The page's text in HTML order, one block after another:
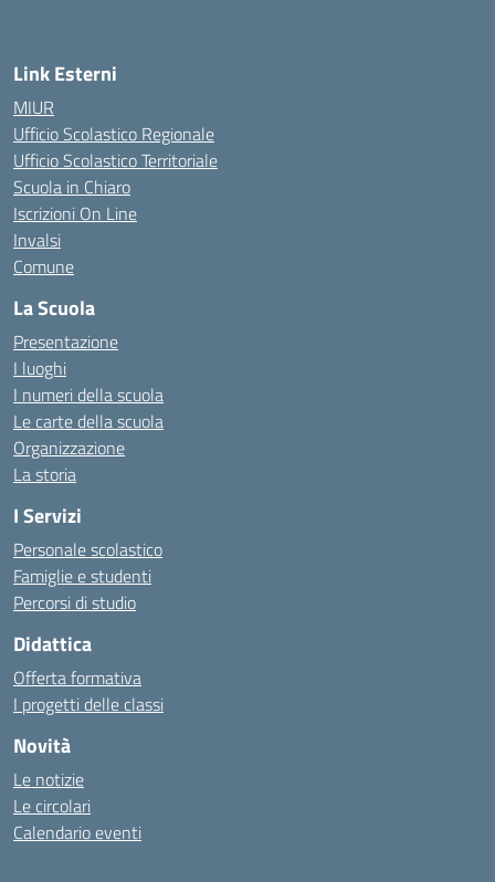
Link Esterni
MIUR
Ufficio Scolastico Regionale
Ufficio Scolastico Territoriale
Scuola in Chiaro
Iscrizioni On Line
Invalsi
Comune
La Scuola
Presentazione
I luoghi
I numeri della scuola
Le carte della scuola
Organizzazione
La storia
I Servizi
Personale scolastico
Famiglie e studenti
Percorsi di studio
Didattica
Offerta formativa
I progetti delle classi
Novità
Le notizie
Le circolari
Calendario eventi